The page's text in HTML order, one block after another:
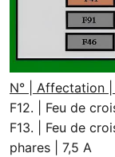
N° | Affectation
F12. | Feu de
F13. | Feu de
phares | 7,5 A